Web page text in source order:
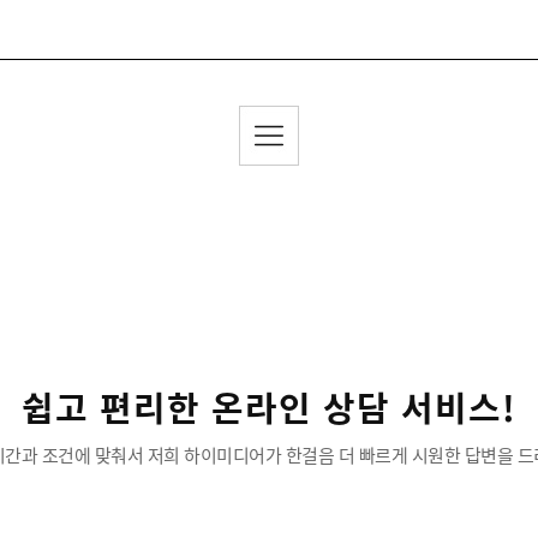
쉽고 편리한 온라인 상담 서비스!
과 조건에 맞춰서 저희 하이미디어가 한걸음 더 빠르게 시원한 답변을